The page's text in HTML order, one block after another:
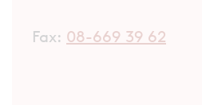
Fax: 08-669 39 62